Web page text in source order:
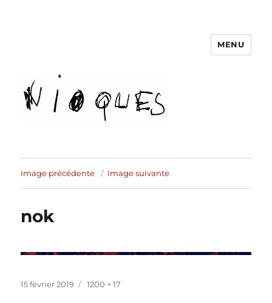
MENU
Image précédente Image suivante
nok
Publié
15 février 2019
Taille
1200 × 17